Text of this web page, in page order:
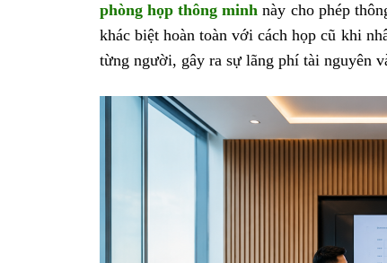
phòng họp thông minh này cho phép
khác biệt hoàn toàn với cách họp cũ khi
từng người, gây ra sự lãng phí tài nguyên